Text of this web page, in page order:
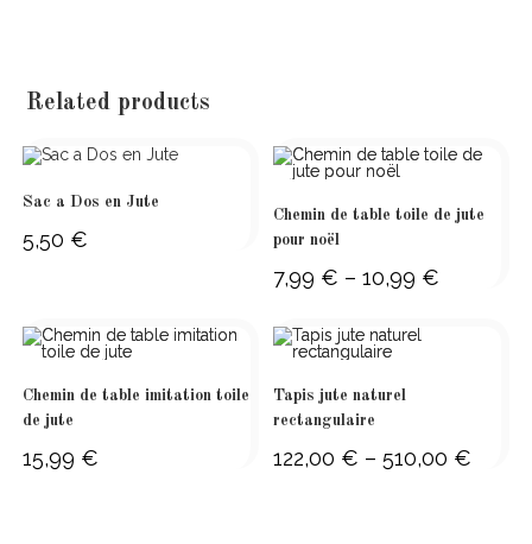
Related products
Sac a Dos en Jute
5,50 €
Chemin de table toile de jute
pour noël
7,99 € – 10,99 €
Chemin de table imitation toile
de jute
15,99 €
Tapis jute naturel
rectangulaire
122,00 € – 510,00 €